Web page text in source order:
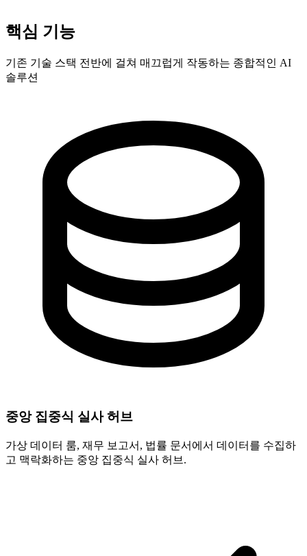
핵심 기능
기존 기술 스택 전반에 걸쳐 매끄럽게 작동하는 종합적인 AI
솔루션
중앙 집중식 실사 허브
가상 데이터 룸, 재무 보고서, 법률 문서에서 데이터를 수집하
고 맥락화하는 중앙 집중식 실사 허브.